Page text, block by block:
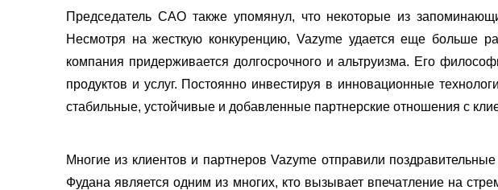
Председатель CAO также упомянул, что некоторые из
Несмотря на жесткую конкуренцию, Vazyme удается еще больше
компания придерживается долгосрочного и альтруизма. Его
продуктов и услуг. Постоянно инвестируя в инновационные
стабильные, устойчивые и добавленные партнерские отношения с
Многие из клиентов и партнеров Vazyme отправили
Фудана является одним из многих, кто вызывает впечатление на